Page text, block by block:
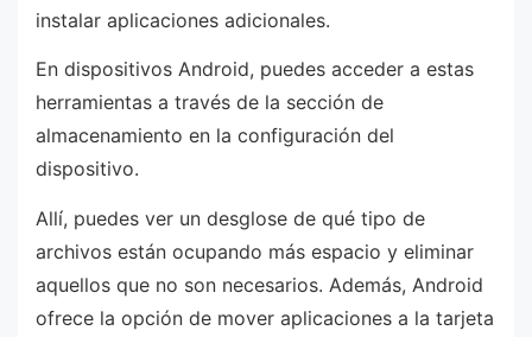
instalar aplicaciones adicionales.
En dispositivos Android, puedes acceder a estas
herramientas a través de la sección de
almacenamiento en la configuración del
dispositivo.
Allí, puedes ver un desglose de qué tipo de
archivos están ocupando más espacio y eliminar
aquellos que no son necesarios. Además, Android
ofrece la opción de mover aplicaciones a la tarjeta